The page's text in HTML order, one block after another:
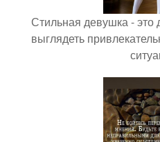
Стильная девушка - это
выглядеть